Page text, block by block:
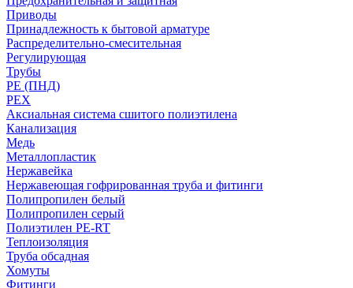
Приводы
Принадлежность к бытовой арматуре
Распределительно-смесительная
Регулирующая
Трубы
PE (ПНД)
PEX
Аксиальная система сшитого полиэтилена
Канализация
Медь
Металлопластик
Нержавейка
Нержавеющая гофрированная труба и фитинги
Полипропилен белый
Полипропилен серый
Полиэтилен PE-RT
Теплоизоляция
Труба обсадная
Хомуты
Фитинги